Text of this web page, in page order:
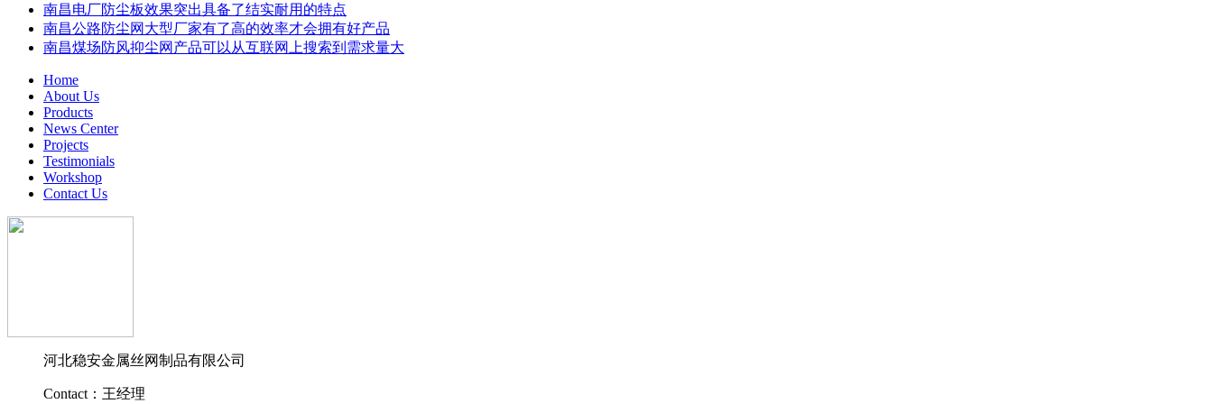
南昌电厂防尘板效果突出具备了结实耐用的特点
南昌公路防尘网大型厂家有了高的效率才会拥有好产品
南昌煤场防风抑尘网产品可以从互联网上搜索到需求量大
Home
About Us
Products
News Center
Projects
Testimonials
Workshop
Contact Us
河北稳安金属丝网制品有限公司
Contact：王经理